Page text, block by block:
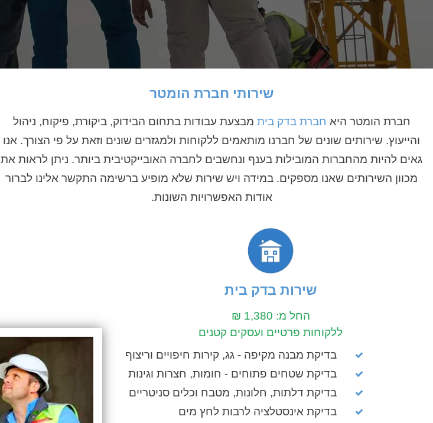
שירותי חברת הומטר
חברת הומטר היא חברת בדק בית מבצעת עבודות בתחום הבידוק, ביקורת, פיקוח, ניהול
והייעוץ. שירותים שונים של חברנו מותאמים ללקוחות ולמגזרים שונים וזאת על פי הצורך. אנו
גאים להיות מהחברות המובילות בענף ונחשבים לחברה האובייקטיבית ביותר. ניתן לראות את
מכוון השירותים שאנו מספקים. במידה ויש שירות שלא מופיע ברשימה התקשר אלינו לברור
אודות האפשרויות השונות.
שירות בדק בית
החל מ: 1,380 ₪
ללקוחות פרטיים ועסקים קטנים
בדיקת מבנה מקיפה - גג, קירות חיפויים וריצוף
בדיקת שטחים פתוחים - חומות, חצרות וגינות
בדיקת דלתות, חלונות, מטבח וכלים סניטריים
בדיקת אינסטלציה לרבות לחץ מים